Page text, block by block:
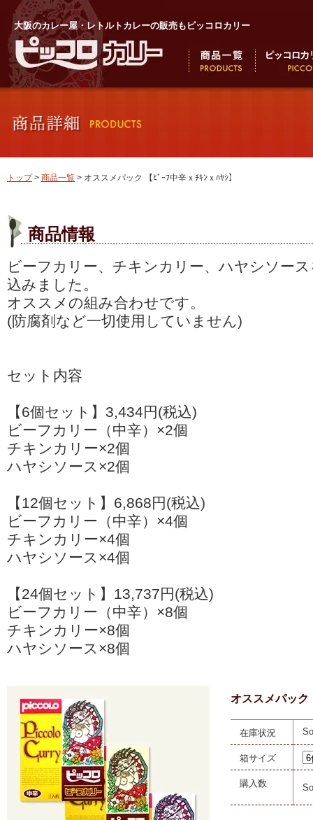
大阪のカレー屋・レトルトカレーの販売もピッコロカリー
トップ> 商品一覧 > オススメパック 【ﾋﾞｰﾌ中辛ｘﾁｷﾝｘﾊﾔｼ】
商品情報
ビーフカリー、チキンカリー、ハヤシソー
込みました。
オススメの組み合わせです。
(防腐剤など一切使用していません)
セット内容
【6個セット】3,434円(税込)
ビーフカリー（中辛）×2個
チキンカリー×2個
ハヤシソース×2個
【12個セット】6,868円(税込)
ビーフカリー（中辛）×4個
チキンカリー×4個
ハヤシソース×4個
【24個セット】13,737円(税込)
ビーフカリー（中辛）×8個
チキンカリー×8個
ハヤシソース×8個
オススメパック
在庫状況
箱サイズ
購入数